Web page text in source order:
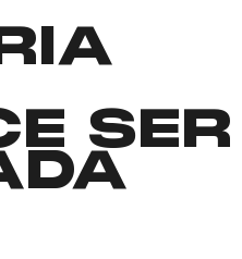
SER